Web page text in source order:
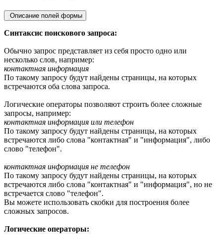
Описание полей формы
Синтаксис поискового запроса:
Обычно запрос представляет из себя просто одно или
несколько слов, например:
контактная информация
По такому запросу будут найдены страницы, на которых
встречаются оба слова запроса.
Логические операторы позволяют строить более сложные
запросы, например:
контактная информация или телефон
По такому запросу будут найдены страницы, на которых
встречаются либо слова "контактная" и "информация", либо
слово "телефон".
контактная информация не телефон
По такому запросу будут найдены страницы, на которых
встречаются либо слова "контактная" и "информация", но не
встречается слово "телефон".
Вы можете использовать скобки для построения более
сложных запросов.
Логические операторы: